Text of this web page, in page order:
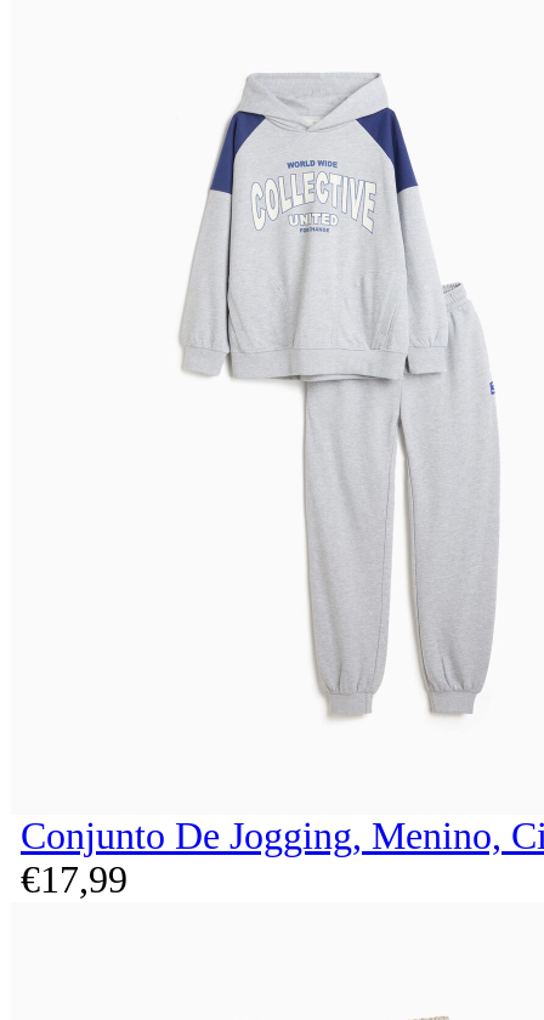
Conjunto De Jogging, Menino,
€17,99